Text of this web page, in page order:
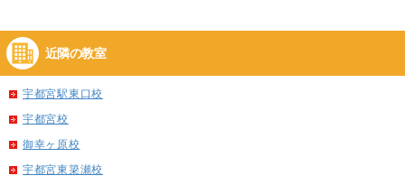
近隣の教室
宇都宮駅東口校
宇都宮校
御幸ヶ原校
宇都宮東簗瀬校